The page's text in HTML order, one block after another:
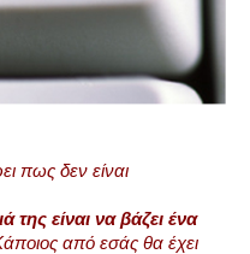
πως δεν είναι
της είναι να βάζει ένα
από εσάς θα έχει